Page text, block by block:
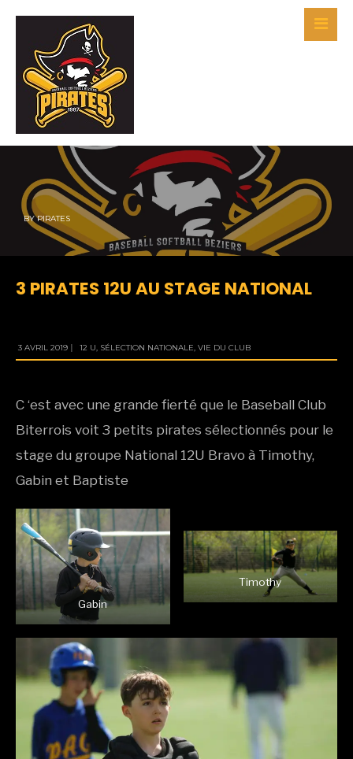
BYPIRATES
3 PIRATES 12U AU STAGE NATIONAL
3 AVRIL 2019 | 12 U, SÉLECTION NATIONALE, VIE DU CLUB
C ‘est avec une grande fierté que le Baseball Club
Biterrois voit 3 petits pirates sélectionnés pour le
stage du groupe National 12U Bravo à Timothy,
Gabin et Baptiste
Gabin
Timothy